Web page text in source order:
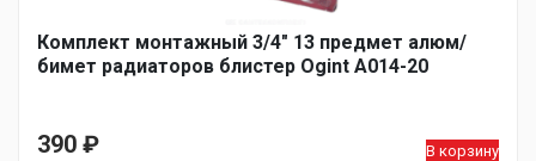
Комплект монтажный 3/4″ 13 предмет алюм/
бимет радиаторов блистер Ogint A014-20
390 ₽ В корзину